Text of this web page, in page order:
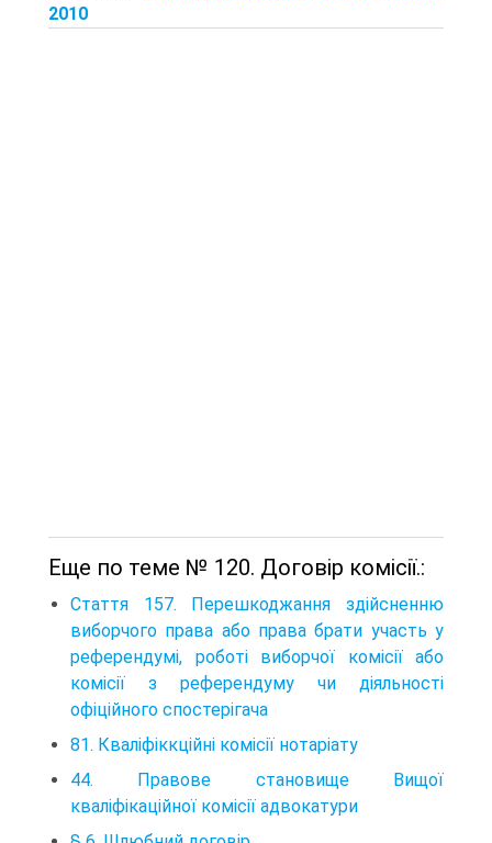
2010
Еще по теме № 120. Договір комісії.:
Стаття 157. Перешкоджання здійсненню
виборчого права або права брати участь у
референдумі, роботі виборчої комісії або
комісії з референдуму чи діяльності
офіційного спостерігача
81. Кваліфіккційні комісії нотаріату
44. Правове становище Вищої
кваліфікаційної комісії адвокатури